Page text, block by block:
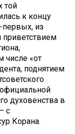
той
к концу
первых, из
приветствием
числе «от
поднятием
духовенства в
с
Корана.